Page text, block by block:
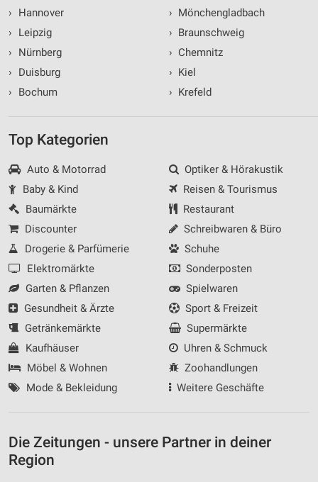
›
Hannover
›
Leipzig
›
Nürnberg
›
Duisburg
›
Bochum
› Mönchengladbach
› Braunschweig
› Chemnitz
› Kiel
› Krefeld
Top Kategorien
Auto & Motorrad
Baby & Kind
Baumärkte
Discounter
Drogerie & Parfümerie
Elektromärkte
Garten & Pflanzen
Gesundheit & Ärzte
Getränkemärkte
Kaufhäuser
Möbel & Wohnen
Mode & Bekleidung
Optiker & Hörakustik
Reisen & Tourismus
Restaurant
Schreibwaren & Büro
Schuhe
Sonderposten
Spielwaren
Sport & Freizeit
Supermärkte
Uhren & Schmuck
Zoohandlungen
Weitere Geschäfte
Die Zeitungen - unsere Partner in deiner
Region